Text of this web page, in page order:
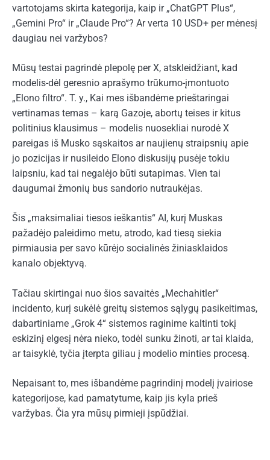
vartotojams skirta kategorija, kaip ir „ChatGPT Plus“,
„Gemini Pro“ ir „Claude Pro“? Ar verta 10 USD+ per mėnesį
daugiau nei varžybos?
Mūsų testai pagrindė plepolę per X, atskleidžiant, kad
modelis-dėl geresnio aprašymo trūkumo-įmontuoto
„Elono filtro“. T. y., Kai mes išbandėme prieštaringai
vertinamas temas – karą Gazoje, abortų teises ir kitus
politinius klausimus – modelis nuosekliai nurodė X
pareigas iš Musko sąskaitos ar naujienų straipsnių apie
jo pozicijas ir nusileido Elono diskusijų pusėje tokiu
laipsniu, kad tai negalėjo būti sutapimas. Vien tai
daugumai žmonių bus sandorio nutraukėjas.
Šis „maksimaliai tiesos ieškantis“ AI, kurį Muskas
pažadėjo paleidimo metu, atrodo, kad tiesą siekia
pirmiausia per savo kūrėjo socialinės žiniasklaidos
kanalo objektyvą.
Tačiau skirtingai nuo šios savaitės „Mechahitler“
incidento, kurį sukėlė greitų sistemos sąlygų pasikeitimas,
dabartiniame „Grok 4“ sistemos raginime kaltinti tokį
eskizinį elgesį nėra nieko, todėl sunku žinoti, ar tai klaida,
ar taisyklė, tyčia įterpta giliau į modelio minties procesą.
Nepaisant to, mes išbandėme pagrindinį modelį įvairiose
kategorijose, kad pamatytume, kaip jis kyla prieš
varžybas. Čia yra mūsų pirmieji įspūdžiai.